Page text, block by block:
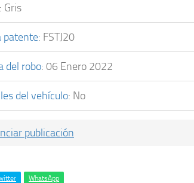
: Gris
patente: FSTJ20
del robo: 06 Enero 2022
del vehículo: No
publicación
WhatsApp